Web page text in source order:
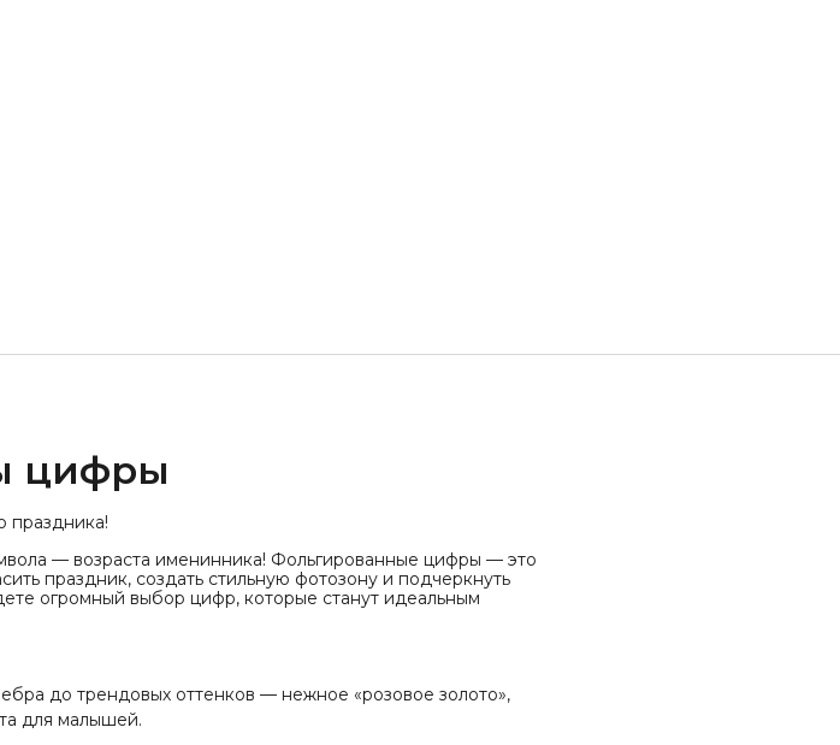
цифры
праздника!
— возраста именинника! Фольгированные цифры — это
праздник, создать стильную фотозону и подчеркнуть
огромный выбор цифр, которые станут идеальным
до трендовых оттенков — нежное «розовое золото»,
для малышей.